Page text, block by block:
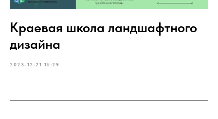
Краевая школа ландшафтного
дизайна
2023-12-21 15:29